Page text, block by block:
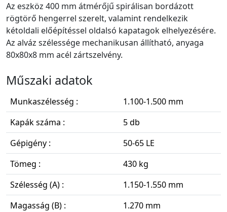
Az eszköz 400 mm átmérőjű spirálisan bordázott
rögtörő hengerrel szerelt, valamint rendelkezik
kétoldali előépítéssel oldalsó kapatagok elhelyezésére.
Az alváz szélessége mechanikusan állítható, anyaga
80x80x8 mm acél zártszelvény.
Műszaki adatok
Munkaszélesség :
1.100-1.500 mm
Kapák száma :
5 db
Gépigény :
50-65 LE
Tömeg :
430 kg
Szélesség (A) :
1.150-1.550 mm
Magasság (B) :
1.270 mm